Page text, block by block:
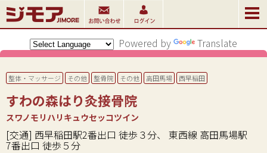
Powered by Translate
整体・マッサージ その他 整骨院 その他 高田馬場 西早稲田
すわの森はり灸接骨院
スワノモリハリキュウセッコツイン
[交通] 西早稲田駅2番出口 徒歩３分、 東西線 高田馬場駅
7番出口 徒歩５分